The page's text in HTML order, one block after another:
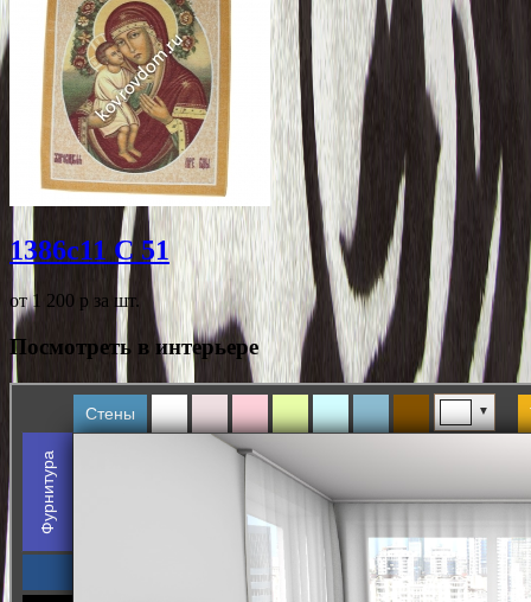
1386c11 C 51
от 1 200 p за шт.
Посмотреть в интерьере